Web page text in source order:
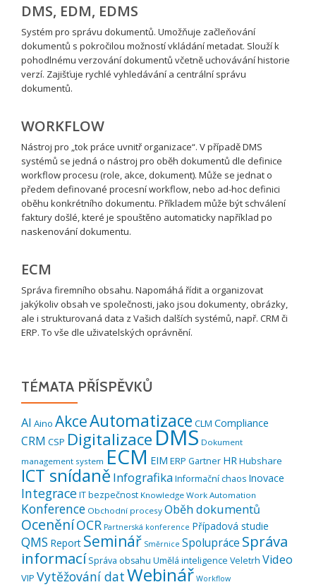
DMS, EDM, EDMS
Systém pro správu dokumentů. Umožňuje začleňování
dokumentů s pokročilou možností vkládání metadat. Slouží k
pohodlnému verzování dokumentů včetně uchovávání historie
verzí. Zajišťuje rychlé vyhledávání a centrální správu
dokumentů.
WORKFLOW
Nástroj pro „tok práce uvnitř organizace“. V případě DMS
systémů se jedná o nástroj pro oběh dokumentů dle definice
workflow procesu (role, akce, dokument). Může se jednat o
předem definované procesní workflow, nebo ad-hoc definici
oběhu konkrétního dokumentu. Příkladem může být schválení
faktury došlé, které je spouštěno automaticky například po
naskenování dokumentu.
ECM
Správa firemního obsahu. Napomáhá řídit a organizovat
jakýkoliv obsah ve společnosti, jako jsou dokumenty, obrázky,
ale i strukturovaná data z Vašich dalších systémů, např. CRM či
ERP. To vše dle uživatelských oprávnění.
TÉMATA PŘÍSPĚVKŮ
AI Aino AkceAutomatizace CLM Compliance
CRM CSP Digitalizace DMS Dokument
management system ECM EIM ERP Gartner HRHubshare
ICT snídaně InfografikaInformační chaos Inovace
IntegraceIT bezpečnost Knowledge Work Automation
Konference Obchodní procesy Oběh dokumentů
OceněníOCR Partnerská konference Případová studie
QMS Report Seminář Směrnice Spolupráce Správa
informací Správa obsahu Umělá inteligence Veletrh Video
VIP Vytěžování datWebinář Workflow